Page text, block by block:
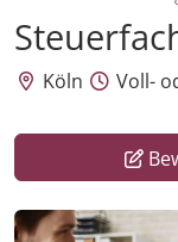
Köln Voll-